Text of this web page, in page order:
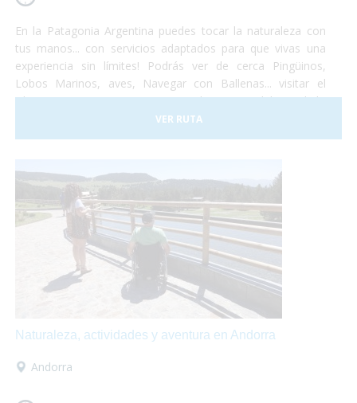
En la Patagonia Argentina puedes tocar la naturaleza con
tus manos... con servicios adaptados para que vivas una
experiencia sin límites! Podrás ver de cerca Pingüinos,
Lobos Marinos, aves, Navegar con Ballenas... visitar el
Glaciar Perito Moreno o navegar las aguas del Canal de
Beagle... un viaje que no te dejará indiferente... el Turismo
Accesible es posible!
VER RUTA
Naturaleza, actividades y aventura en Andorra
Andorra